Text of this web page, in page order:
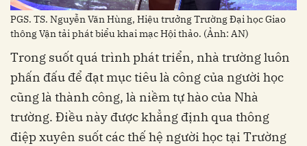
PGS. TS. Nguyễn Văn Hùng, Hiệu trưởng Trường Đại học Giao
thông Vận tải phát biểu khai mạc Hội thảo. (Ảnh: AN)
Trong suốt quá trình phát triển, nhà trường luôn
phấn đấu để đạt mục tiêu là công của người học
cũng là thành công, là niềm tự hào của Nhà
trường. Điều này được khẳng định qua thông
điệp xuyên suốt các thế hệ người học tại Trường